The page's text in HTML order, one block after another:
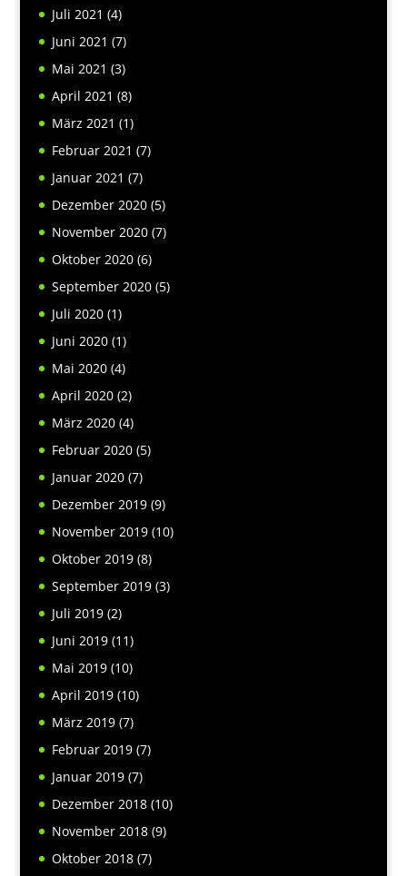
Juli 2021 (4)
Juni 2021 (7)
Mai 2021 (3)
April 2021 (8)
März 2021 (1)
Februar 2021 (7)
Januar 2021 (7)
Dezember 2020(5)
November 2020(7)
Oktober 2020(6)
September 2020(5)
Juli 2020(1)
Juni 2020(1)
Mai 2020(4)
April 2020(2)
März 2020(4)
Februar 2020(5)
Januar 2020(7)
Dezember 2019(9)
November 2019(10)
Oktober 2019(8)
September 2019(3)
Juli 2019(2)
Juni 2019(11)
Mai 2019(10)
April 2019(10)
März 2019(7)
Februar 2019(7)
Januar 2019(7)
Dezember 2018(10)
November 2018(9)
Oktober 2018(7)